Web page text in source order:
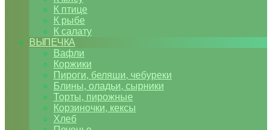
К птице
К рыбе
К салату
ВЫПЕЧКА
Вафли
Коржики
Пироги, беляши, чебуреки
Блины, оладьи, сырники
Торты, пирожные
Корзиночки, кексы
Хлеб